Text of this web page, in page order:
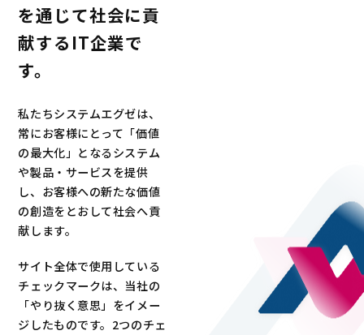
を通じて社会に貢
献するIT企業で
す。
私たちシステムエグゼは、
常にお客様にとって「価値
の最大化」となるシステム
や製品・サービスを提供
し、お客様への新たな価値
の創造をとおして社会へ貢
献します。
サイト全体で使用している
チェックマークは、当社の
「やり抜く意思」をイメー
ジしたものです。2つのチェ